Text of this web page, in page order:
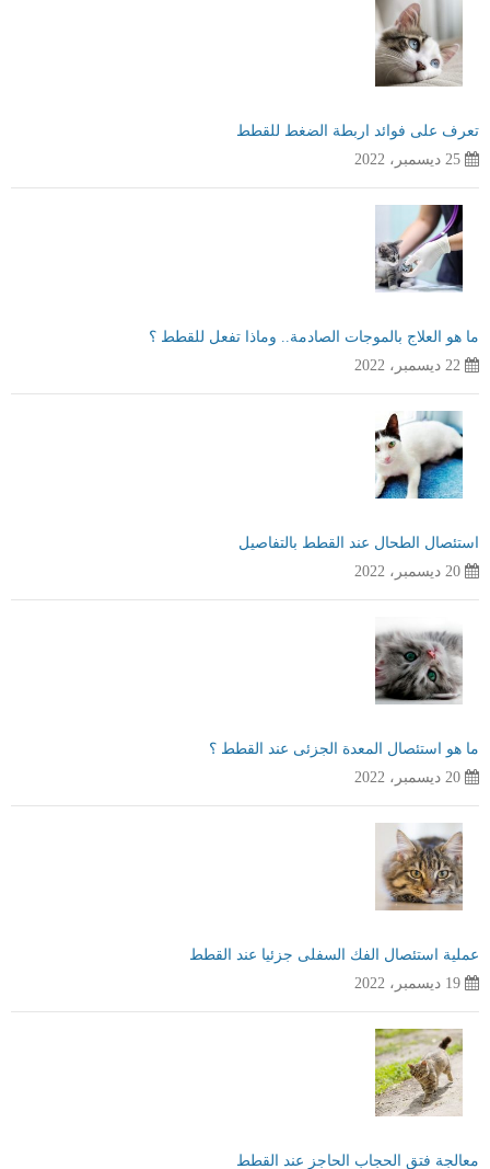
تعرف على فوائد اربطة الضغط للقطط
25 ديسمبر، 2022
ما هو العلاج بالموجات الصادمة.. وماذا تفعل للقطط ؟
22 ديسمبر، 2022
استئصال الطحال عند القطط بالتفاصيل
20 ديسمبر، 2022
ما هو استئصال المعدة الجزئى عند القطط ؟
20 ديسمبر، 2022
عملية استئصال الفك السفلى جزئيا عند القطط
19 ديسمبر، 2022
معالجة فتق الحجاب الحاجز عند القطط